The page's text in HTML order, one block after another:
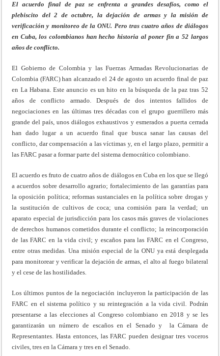
El acuerdo final de paz se enfrenta a grandes desafíos, como el
plebiscito del 2 de octubre, la dejación de armas y la misión de
verificación y monitoreo de la ONU. Pero tras cuatro años de diálogos
en Cuba, los colombianos han hecho historia al poner fin a 52 largos
años de conflicto.
El Gobierno de Colombia y las Fuerzas Armadas Revolucionarias de
Colombia (FARC) han alcanzado el 24 de agosto un acuerdo final de paz
en La Habana. Este anuncio es un hito en la búsqueda de la paz tras 52
años de conflicto armado. Después de dos intentos fallidos de
negociaciones en las últimas tres décadas con el grupo guerrillero más
grande del país, unos diálogos exhaustivos y esmerados a puerta cerrada
han dado lugar a un acuerdo final que busca sanar las causas del
conflicto, dar compensación a las víctimas y, en el largo plazo, permitir a
las FARC pasar a formar parte del sistema democrático colombiano.
El acuerdo es fruto de cuatro años de diálogos en Cuba en los que se llegó
a acuerdos sobre desarrollo agrario; fortalecimiento de las garantías para
la oposición política; reformas sustanciales en la política sobre drogas y
la sustitución de cultivos de coca; una comisión para la verdad; un
aparato especial de jurisdicción para los casos más graves de violaciones
de derechos humanos cometidos durante el conflicto; la reincorporación
de las FARC en la vida civil; y escaños para las FARC en el Congreso,
entre otras medidas. Una misión especial de la ONU ya está desplegada
para monitorear y verificar la dejación de armas, el alto al fuego bilateral
y el cese de las hostilidades.
Los últimos puntos de la negociación incluyeron la participación de las
FARC en el sistema político y su reintegración a la vida civil. Podrán
presentarse a las elecciones al Congreso colombiano en 2018 y se les
garantizarán un número de escaños en el Senado y la Cámara de
Representantes. Hasta entonces, las FARC pueden designar tres voceros
civiles, tres en la Cámara y tres en el Senado.